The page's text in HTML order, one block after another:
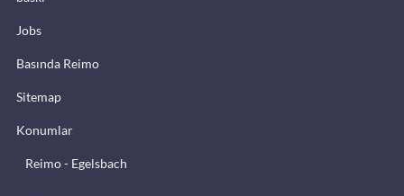
Jobs
Basında Reimo
Sitemap
Konumlar
Reimo - Egelsbach